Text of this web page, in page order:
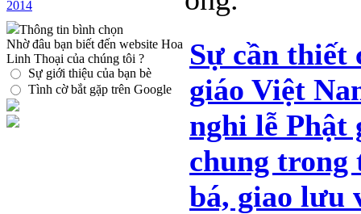
2014
Thông tin bình chọn
Nhờ đâu bạn biết đến website Hoa
Linh Thoại của chúng tôi ?
Sự giới thiệu của bạn bè
Tình cờ bắt gặp trên Google
Sự cần thiết
giáo Việt
nghi lễ Phật
chung
bá, giao lưu